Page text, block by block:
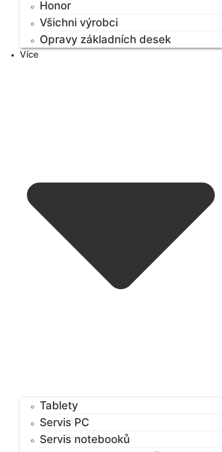
Honor
Všichni výrobci
Opravy základních desek
Více
Tablety
Servis PC
Servis notebooků